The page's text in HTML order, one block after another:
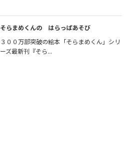
そらまめくんの はらっぱあそび
３００万部突破の絵本「そらまめくん」シリ
ーズ最新刊『そら...